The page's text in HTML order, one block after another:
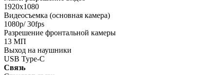
1920x1080
Видеосъемка (основная камера)
1080p/ 30fps
Разрешение фронтальной камеры
13 МП
Выход на наушники
USB Type-C
Связь